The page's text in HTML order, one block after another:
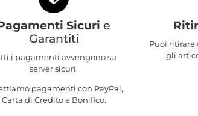
Sicuri e
Garantiti
i pagamenti avvengono su
server sicuri.
pagamenti con PayPal,
Carta di Credito e Bonifico.
Puoi
gli